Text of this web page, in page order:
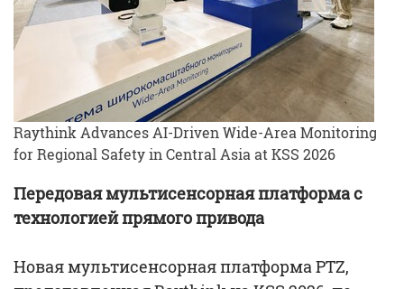
Raythink Advances AI-Driven Wide-Area Monitoring
for Regional Safety in Central Asia at KSS 2026
Передовая мультисенсорная платформа с
технологией прямого привода
Новая мультисенсорная платформа PTZ,